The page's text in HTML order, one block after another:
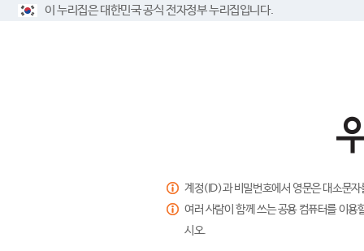
이 누리집은 대한민국 공식 전자정부 누리집입니다.
계정(ID)과 비밀번호에서 영문은 대소문
여러 사람이 함께 쓰는 공용 컴퓨터를 이
시오.